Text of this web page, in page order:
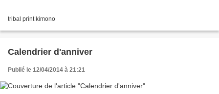
tribal print kimono
Calendrier d'anniver
Publié le 12/04/2014 à 21:21